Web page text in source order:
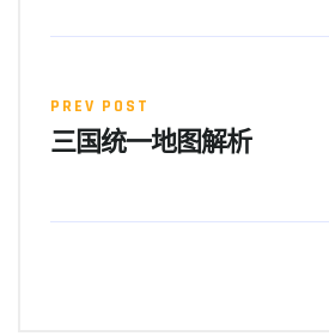
PREV POST
三国统一地图解析